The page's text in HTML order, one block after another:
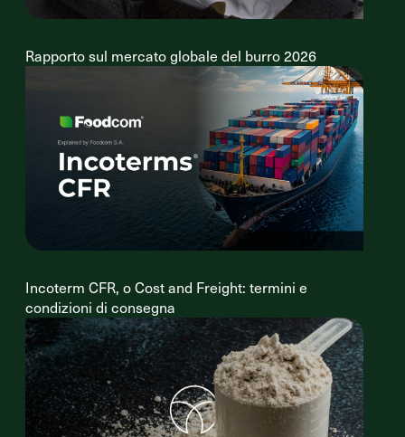
Rapporto sul mercato globale del burro 2026
Incoterm CFR, o Cost and Freight: termini e
condizioni di consegna